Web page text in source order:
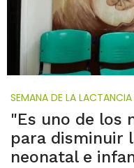
SEMANA DE LA LACTANCIA
"Es uno de los
para disminuir
neonatal e